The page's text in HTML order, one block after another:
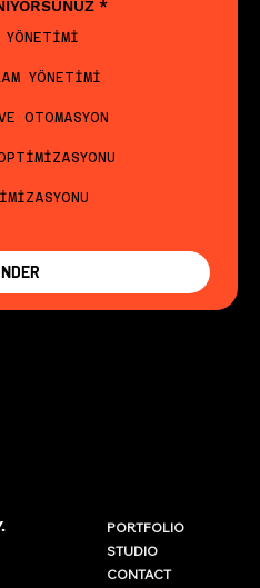
PORTFOLIO
STUDIO
CONTACT
*
YÖNETİMİ
YÖNETİMİ
OTOMASYON